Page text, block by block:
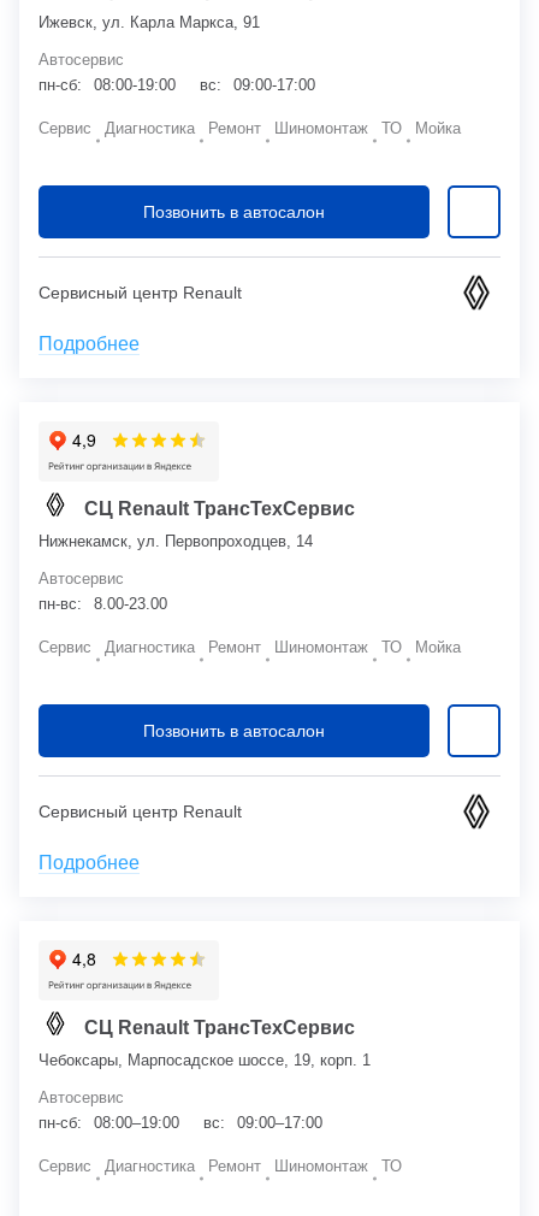
Ижевск, ул. Карла Маркса, 91
Автосервис
пн-сб:
08:00-19:00 вс: 09:00-17:00
Сервис Диагностика Ремонт Шиномонтаж ТО Мойка
Позвонить в автосалон
Сервисный центр Renault
Подробнее
СЦ Renault ТрансТехСервис
Нижнекамск, ул. Первопроходцев, 14
Автосервис
пн-вс:
8.00-23.00
Сервис Диагностика Ремонт Шиномонтаж ТО Мойка
Позвонить в автосалон
Сервисный центр Renault
Подробнее
СЦ Renault ТрансТехСервис
Чебоксары, Марпосадское шоссе, 19, корп. 1
Автосервис
пн-сб:
08:00–19:00 вс: 09:00–17:00
Сервис Диагностика Ремонт Шиномонтаж ТО